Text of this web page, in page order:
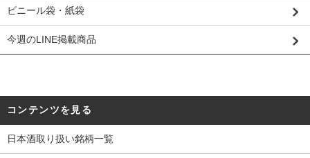
ビニール袋・紙袋
今週のLINE掲載商品
コンテンツを見る
日本酒取り扱い銘柄一覧